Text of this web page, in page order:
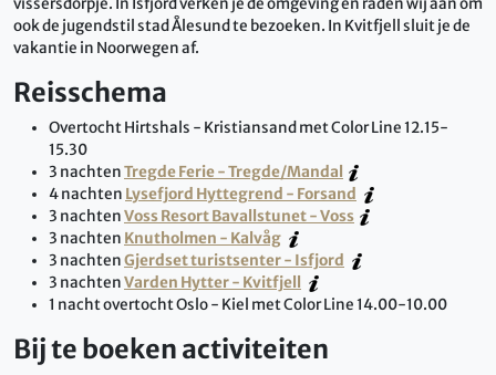
vissersdorpje. In Isfjord verken je de omgeving en raden wij aan om
ook de jugendstil stad Ålesund te bezoeken. In Kvitfjell sluit je de
vakantie in Noorwegen af.
Reisschema
Overtocht Hirtshals - Kristiansand met Color Line 12.15-
15.30
3 nachtenTregde Ferie - Tregde/Mandal
4 nachten Lysefjord Hyttegrend - Forsand
3 nachtenVoss Resort Bavallstunet - Voss
3 nachten Knutholmen - Kalvåg
3 nachtenGjerdset turistsenter - Isfjord
3 nachtenVarden Hytter - Kvitfjell
1 nacht overtocht Oslo - Kiel met Color Line 14.00-10.00
Bij te boeken activiteiten